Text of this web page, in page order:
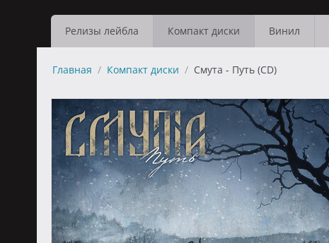
Релизы лейбла Компакт диски Винил
Главная / Компакт диски / Смута - Путь (CD)